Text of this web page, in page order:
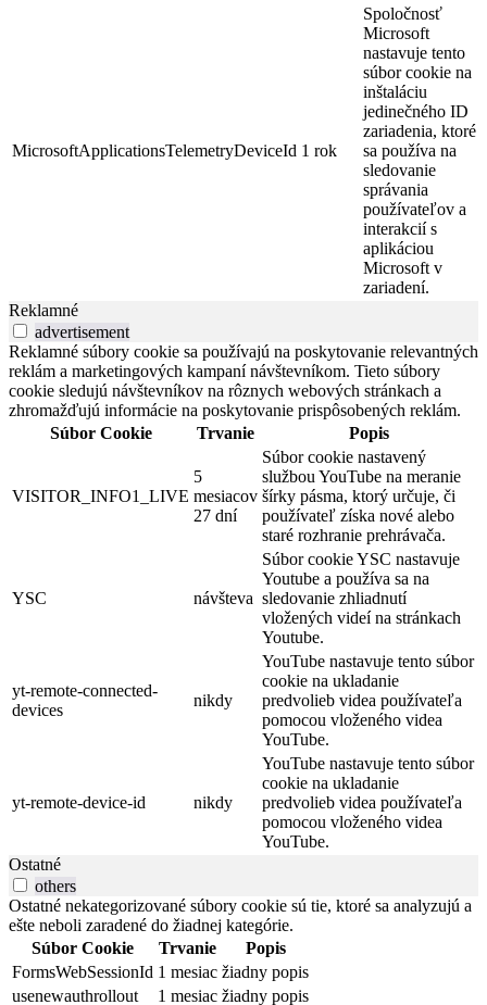
MicrosoftApplicationsTelemetryDeviceId 1 rok
Spoločnosť
Microsoft
nastavuje tento
súbor cookie na
inštaláciu
jedinečného ID
zariadenia, ktoré
sa používa na
sledovanie
správania
používateľov a
interakcií s
aplikáciou
Microsoft v
zariadení.
Reklamné
advertisement
Reklamné súbory cookie sa používajú na poskytovanie relevantných
reklám a marketingových kampaní návštevníkom. Tieto súbory
cookie sledujú návštevníkov na rôznych webových stránkach a
zhromažďujú informácie na poskytovanie prispôsobených reklám.
Súbor Cookie
Trvanie Popis
VISITOR_INFO1_LIVE
5
mesiacov
27 dní
Súbor cookie nastavený
službou YouTube na meranie
šírky pásma, ktorý určuje, či
používateľ získa nové alebo
staré rozhranie prehrávača.
YSC návšteva
Súbor cookie YSC nastavuje
Youtube a používa sa na
sledovanie zhliadnutí
vložených videí na stránkach
Youtube.
yt-remote-connected-
devices
nikdy
YouTube nastavuje tento súbor
cookie na ukladanie
predvolieb videa používateľa
pomocou vloženého videa
YouTube.
yt-remote-device-id nikdy
YouTube nastavuje tento súbor
cookie na ukladanie
predvolieb videa používateľa
pomocou vloženého videa
YouTube.
Ostatné
others
Ostatné nekategorizované súbory cookie sú tie, ktoré sa analyzujú a
ešte neboli zaradené do žiadnej kategórie.
Súbor Cookie
Trvanie
Popis
FormsWebSessionId 1 mesiac žiadny popis
usenewauthrollout
1 mesiac žiadny popis